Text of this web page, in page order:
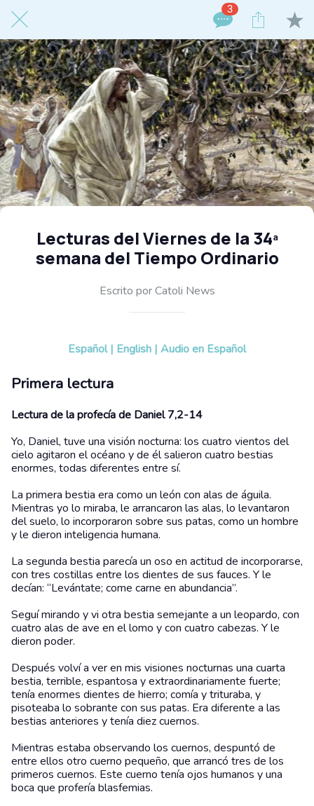
3
Lecturas del Viernes de la 34ª
semana del Tiempo Ordinario
Escrito por Catoli News
Español | English | Audio en Español
Primera lectura
Lectura de la profecía de Daniel 7,2-14
Yo, Daniel, tuve una visión nocturna: los cuatro vientos del
cielo agitaron el océano y de él salieron cuatro bestias
enormes, todas diferentes entre sí.
La primera bestia era como un león con alas de águila.
Mientras yo lo miraba, le arrancaron las alas, lo levantaron
del suelo, lo incorporaron sobre sus patas, como un hombre
y le dieron inteligencia humana.
La segunda bestia parecía un oso en actitud de incorporarse,
con tres costillas entre los dientes de sus fauces. Y le
decían: “Levántate; come carne en abundancia”.
Seguí mirando y vi otra bestia semejante a un leopardo, con
cuatro alas de ave en el lomo y con cuatro cabezas. Y le
dieron poder.
Después volví a ver en mis visiones nocturnas una cuarta
bestia, terrible, espantosa y extraordinariamente fuerte;
tenía enormes dientes de hierro; comía y trituraba, y
pisoteaba lo sobrante con sus patas. Era diferente a las
bestias anteriores y tenía diez cuernos.
Mientras estaba observando los cuernos, despuntó de
entre ellos otro cuerno pequeño, que arrancó tres de los
primeros cuernos. Este cuerno tenía ojos humanos y una
boca que profería blasfemias.